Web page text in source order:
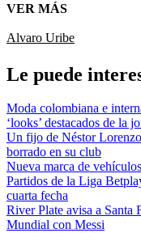
VER MÁS
Alvaro Uribe
Le puede
Moda colombiana e
‘looks’ destacados de la
Un fijo de Néstor
borrado en su club
Nueva marca de
Partidos de la Liga
cuarta fecha
River Plate avisa a Santa
Mundial con Messi